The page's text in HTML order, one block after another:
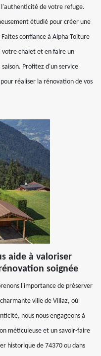
de votre refuge.
étudié pour créer une
confiance à Alpha Toiture
votre chalet et en faire un
Profitez d'un service
réaliser la rénovation de vos
aide à valoriser
soignée
l'importance de préserver
ville de Villaz, où
nous nous engageons à
méticuleuse et un savoir-faire
historique de 74370 ou dans